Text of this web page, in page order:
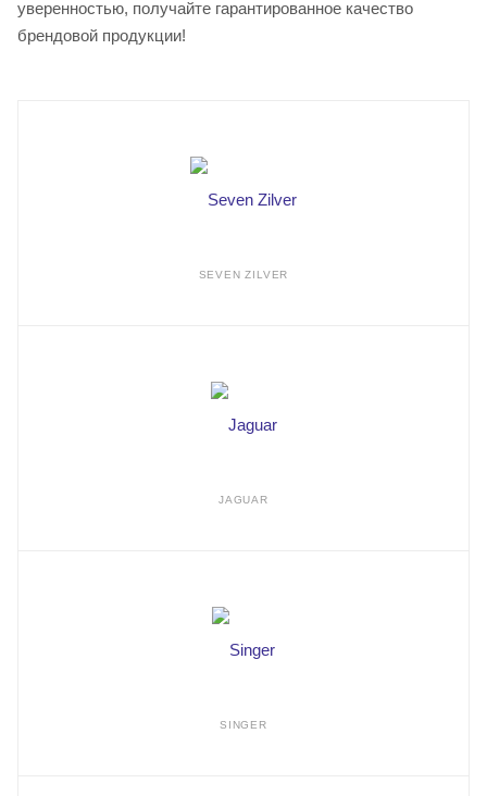
уверенностью, получайте гарантированное качество
брендовой продукции!
SEVEN ZILVER
JAGUAR
SINGER